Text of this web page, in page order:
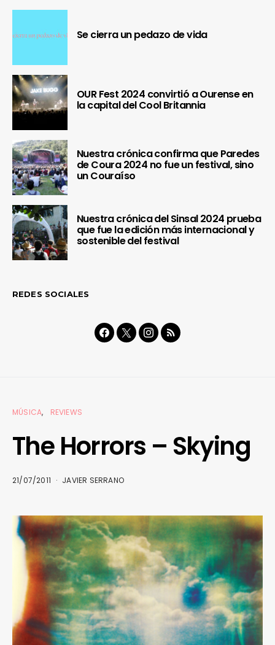
Se cierra un pedazo de vida
OUR Fest 2024 convirtió a Ourense en
la capital del Cool Britannia
Nuestra crónica confirma que Paredes
de Coura 2024 no fue un festival, sino
un Couraíso
Nuestra crónica del Sinsal 2024 prueba
que fue la edición más internacional y
sostenible del festival
REDES SOCIALES
MÚSICA REVIEWS
The Horrors – Skying
21/07/2011 JAVIER SERRANO